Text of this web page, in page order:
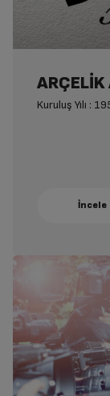
Kuruluş Yılı :